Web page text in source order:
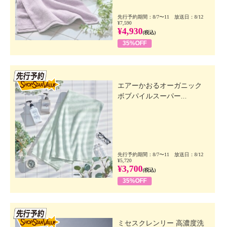
先行予約期間：8/7〜11 放送日：8/12
¥7,590
¥4,930(税込)
35%OFF
エアーかおるオーガニック
ボブパイルスーパー...
先行予約期間：8/7〜11 放送日：8/12
¥5,720
¥3,700(税込)
35%OFF
ミセスクレンリー 高濃度洗